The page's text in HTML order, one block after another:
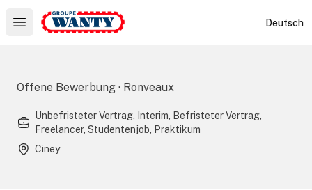
Open main menu
Le Groupe Wanty Deutsch
Offene Bewerbung · Ronveaux
Unbefristeter Vertrag, Interim, Befristeter Vertrag,
Freelancer, Studentenjob, Praktikum
Ciney